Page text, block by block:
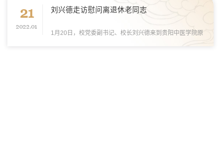
21
2022.01
刘兴德走访慰问离退休老同志
1月20日，校党委副书记、校长刘兴德来到贵阳中医学院原